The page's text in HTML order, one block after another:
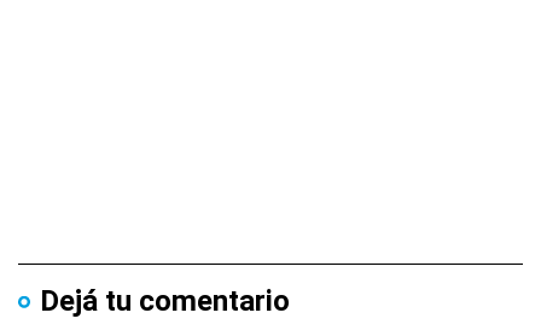
Dejá tu comentario